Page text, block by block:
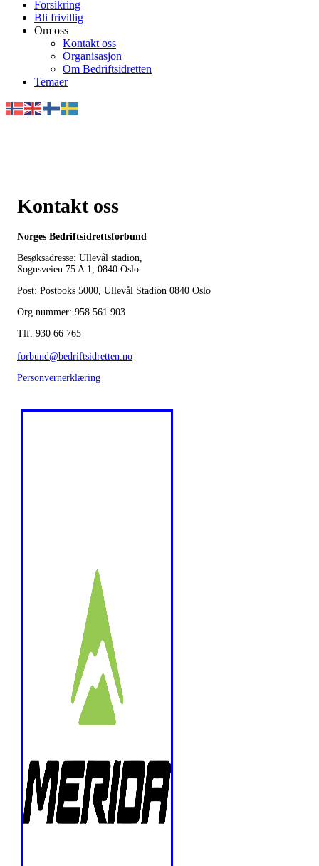
Forsikring
Bli frivillig
Om oss
Kontakt oss
Organisasjon
Om Bedriftsidretten
Temaer
Kontakt oss
Norges Bedriftsidrettsforbund
Besøksadresse: Ullevål stadion,
Sognsveien 75 A 1, 0840 Oslo
Post: Postboks 5000, Ullevål Stadion 0840 Oslo
Org.nummer: 958 561 903
Tlf: 930 66 765
forbund@bedriftsidretten.no
Personvernerklæring